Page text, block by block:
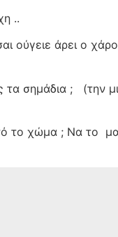
..
ούγειε άρει ο
τα σημάδια ;
(την
το χώμα ; Να το